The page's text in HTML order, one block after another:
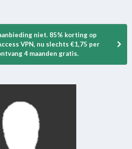
niet. 85% korting op
VPN, nu slechts €1,75 per
4 maanden gratis.